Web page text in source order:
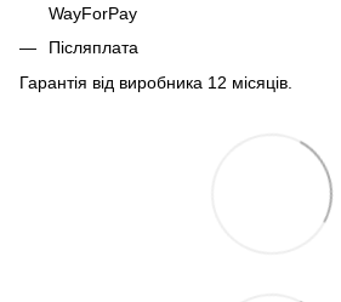
WayForPay
Післяплата
Гарантія від виробника 12 місяців.